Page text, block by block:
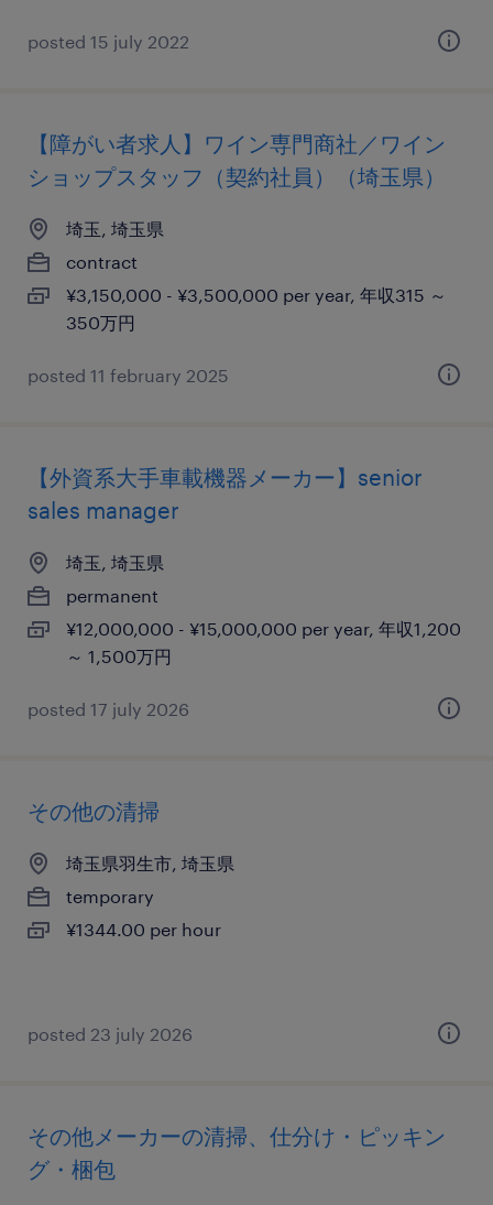
posted 15 july 2022
【障がい者求人】ワイン専門商社／ワイン
ショップスタッフ（契約社員）（埼玉県）
埼玉, 埼玉県
contract
¥3,150,000 - ¥3,500,000 per year, 年収315 ～
350万円
posted 11 february 2025
【外資系大手車載機器メーカー】senior
sales manager
埼玉, 埼玉県
permanent
¥12,000,000 - ¥15,000,000 per year, 年収1,200
～ 1,500万円
posted 17 july 2026
その他の清掃
埼玉県羽生市, 埼玉県
temporary
¥1344.00 per hour
posted 23 july 2026
その他メーカーの清掃、仕分け・ピッキン
グ・梱包